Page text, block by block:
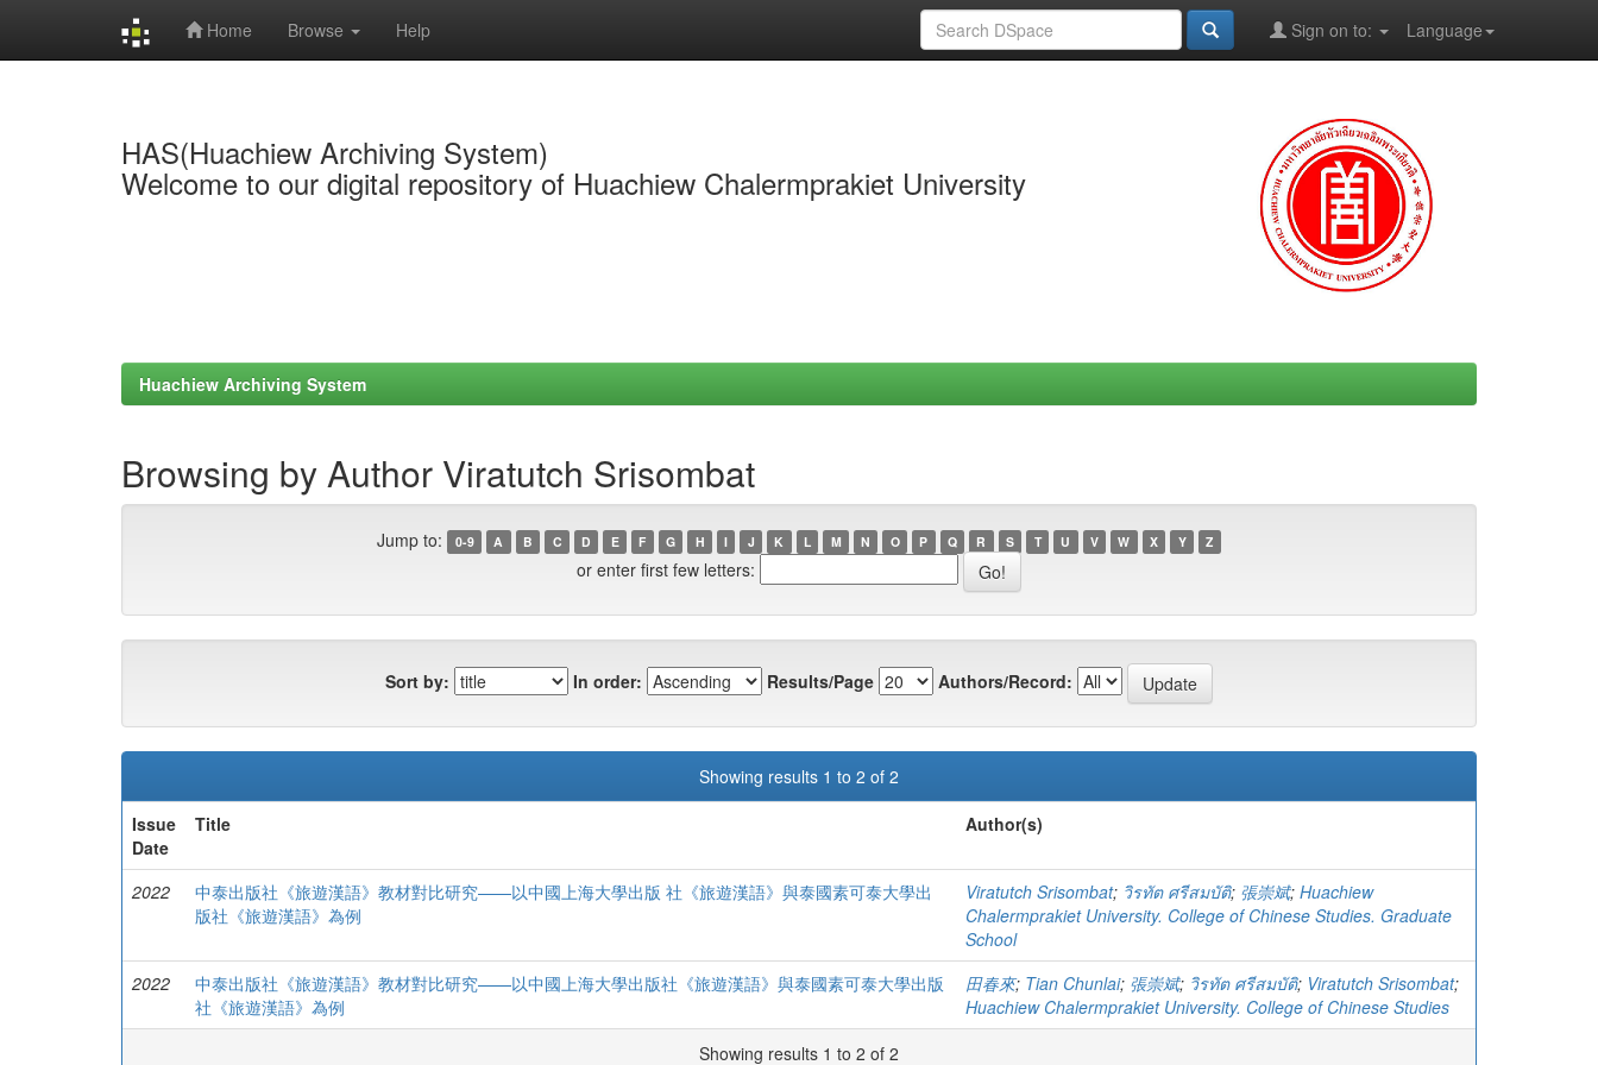
Home Browse Help Language
Sign on to:
HAS(Huachiew Archiving System)
Welcome to our digital repository of Huachiew Chalermprakiet University
Huachiew Archiving System
Browsing by Author Viratutch Srisombat
Jump to: 0-9 A B C D E F G H I J K L M N O P Q R S T U V W X Y Z
or enter first few letters:
Sort by: In order: Results/Page Authors/Record:
Showing results 1 to 2 of 2
Issue
Date
Title Author(s)
2022
中泰出版社《旅遊漢語》教材對比研究——以中國上海大學出版 社《旅遊漢語》與泰國素可泰大學出
版社《旅遊漢語》為例
Viratutch Srisombat; วิรทัต ศรีสมบัติ; 張崇斌; Huachiew
Chalermprakiet University. College of Chinese Studies. Graduate
School
2022
中泰出版社《旅遊漢語》教材對比研究——以中國上海大學出版社《旅遊漢語》與泰國素可泰大學出版
社《旅遊漢語》為例
田春來; Tian Chunlai; 張崇斌; วิรทัต ศรีสมบัติ; Viratutch Srisombat;
Huachiew Chalermprakiet University. College of Chinese Studies
Showing results 1 to 2 of 2